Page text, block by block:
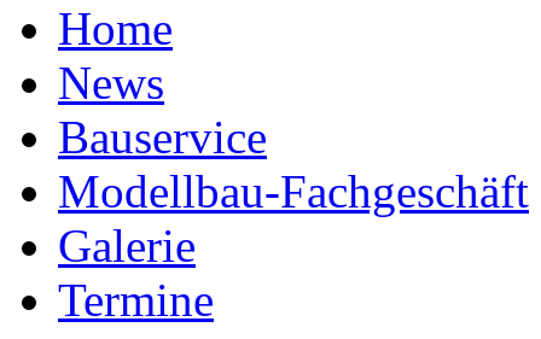
Home
News
Bauservice
Modellbau-Fachgeschäft
Galerie
Termine